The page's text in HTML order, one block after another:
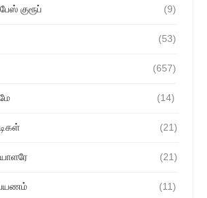
குரூப் (9)
(53)
(657)
(14)
(21)
(21)
(11)